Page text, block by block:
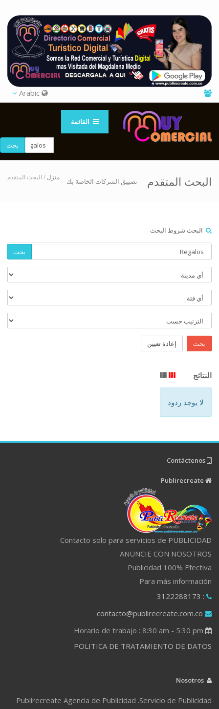
القائمة
بحث
البحث المتقدم تضييق الشركات الخاصة بك منزل / البحث المتقدم
البحث شروط البحث
بحث
بحث إعادة تعيين
النتائج
لا يوجد ردود
Contacto solo para servicios de PUBLICIDAD
ANUNCIE CON NOSOTROS
Publicidad 100% Efectiva
Para más información
: 3122288173
contacto@publirecreate.com.co
POLITICA DE TRATAMIENTO DE DATOS
Publirecreate Agencia de Publicidad .Servicio de Publicidad